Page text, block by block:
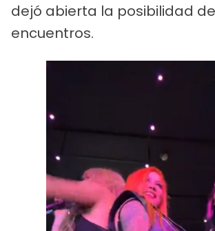
dejó abierta la posibilidad
encuentros.